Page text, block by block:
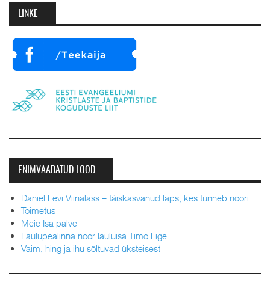
LINKE
ENIMVAADATUD LOOD
Daniel Levi Viinalass – täiskasvanud laps, kes tunneb noori
Toimetus
Meie Isa palve
Laulupealinna noor lauluisa Timo Lige
Vaim, hing ja ihu sõltuvad üksteisest